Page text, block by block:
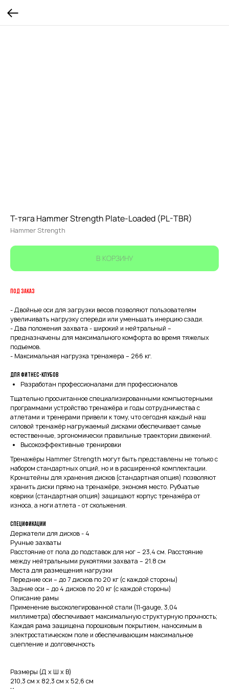
Т-тяга Hammer Strength Plate-Loaded (PL-TBR)
Hammer Strength
В КОРЗИНУ
ПОД ЗАКАЗ
- Двойные оси для загрузки весов позволяют пользователям
увеличивать нагрузку спереди или уменьшать инерцию сзади.
- Два положения захвата - широкий и нейтральный –
предназначены для максимального комфорта во время тяжелых
подъемов.
- Максимальная нагрузка тренажера – 266 кг.
Для фитнес-клубов
Разработан профессионалами для профессионалов
Тщательно просчитанное специализированными компьютерными
программами устройство тренажёра и годы сотрудничества с
атлетами и тренерами привели к тому, что сегодня каждый наш
силовой тренажёр нагружаемый дисками обеспечивает самые
естественные, эргономически правильные траектории движений.
Высокоэффективные тренировки
Тренажёры Hammer Strength могут быть представлены не только с
набором стандартных опций, но и в расширенной комплектации.
Кронштейны для хранения дисков (стандартная опция) позволяют
хранить диски прямо на тренажёре, экономя место. Рубчатые
коврики (стандартная опция) защищают корпус тренажёра от
износа, а ноги атлета - от скольжения.
Спецификации
Держатели для дисков - 4
Ручные захваты
Расстояние от пола до подставок для ног – 23,4 см. Расстояние
между нейтральными рукоятями захвата – 21.8 см
Места для размещения нагрузки
Передние оси – до 7 дисков по 20 кг (с каждой стороны)
Задние оси – до 4 дисков по 20 кг (с каждой стороны)
Описание рамы
Применение высоколегированной стали (11-gauge, 3,04
миллиметра) обеспечивает максимальную структурную прочность;
Каждая рама защищена порошковым покрытием, наносимым в
электростатическом поле и обеспечивающим максимальное
сцепление и долговечность
Размеры (Д х Ш х В)
210,3 см х 82,3 см х 52,6 см